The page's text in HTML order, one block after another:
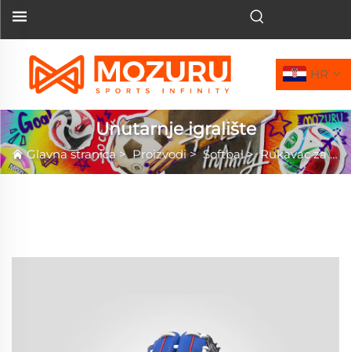
HR
Unutarnje igralište
Glavna stranica>Proizvodi>Softbal>Rukavac za softbal